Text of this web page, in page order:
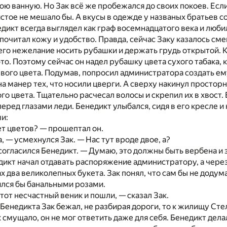
ванную. Но Зак всё же пробежался до своих покоев.
не мешало бы. А вкусы в одежде у названых братьев
всегда выглядел как граф восемнадцатого века и
кожу и удобство. Правда, сейчас Заку казалось
нежелание носить рубашки и держать грудь открытой.
Поэтому сейчас он надел рубашку цвета сухого
цвета. Подумав, попросил администратора создать
манер тех, что носили цверги. А сверху накинул
цвета. Тщательно расчесал волосы и скрепил их в хвост.
глазами леди. Бенедикт улыбался, сидя в его кресле
цветов? — прошептал он.
— усмехнулся Зак. — Нас тут вроде двое, а?
Бенедикт. — Думаю, это должны быть вербена и
начал отдавать распоряжение администратору, а
два великолепных букета. Зак понял, что сам бы не
бы банальными розами.
несчастный веник и пошли, — сказал Зак.
Зак бежал, не разбирая дороги, то к жилищу
смущало, он не мог ответить даже для себя. Бенедикт